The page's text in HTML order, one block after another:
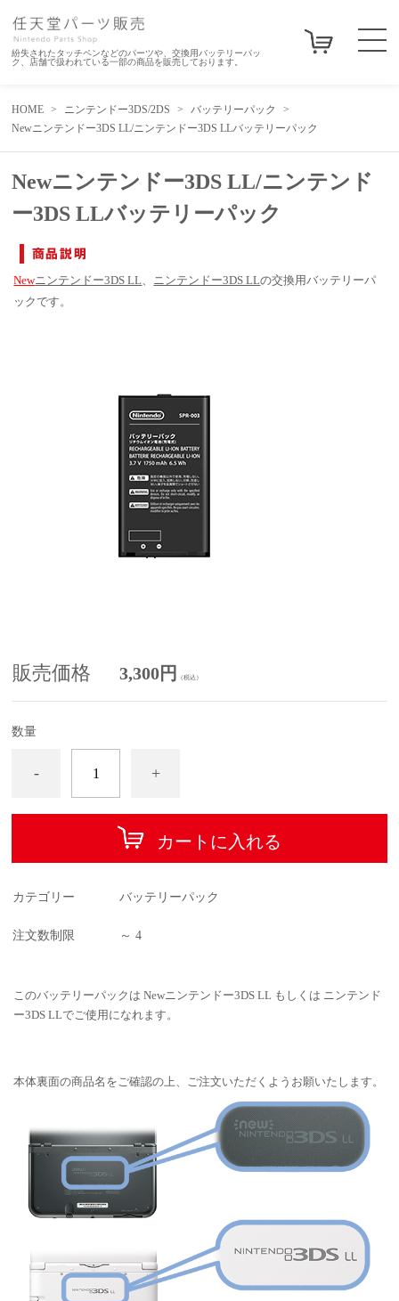
紛失されたタッチペンなどのパーツや、交換用バッテリーパッ
ク、店舗で扱われている一部の商品を販売しております。
HOME ニンテンドー3DS/2DS
バッテリーパック
Newニンテンドー3DS LL/ニンテンドー3DS LLバッテリーパック
Newニンテンドー3DS LL/ニンテンド
ー3DS LLバッテリーパック
Newニンテンドー3DS LL、 ニンテンドー3DS LLの交換用バッテリーパ
ックです。
販売価格 3,300円 （税込）
数量
- +
カートに入れる
カテゴリー バッテリーパック
注文数制限 ～ 4
このバッテリーパックは Newニンテンドー3DS LL もしくは ニンテンド
ー3DS LLでご使用になれます。
本体裏面の商品名をご確認の上、ご注文いただくようお願いたします。